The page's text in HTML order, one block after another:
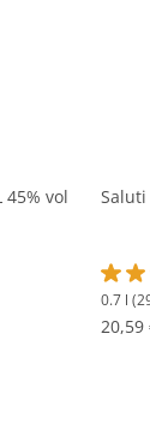
45% vol
von 4.6
Saluti
0.7 l
20,59